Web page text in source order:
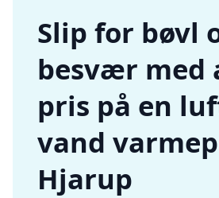
Slip for bøvl
besvær med
pris på en
vand
Hjarup